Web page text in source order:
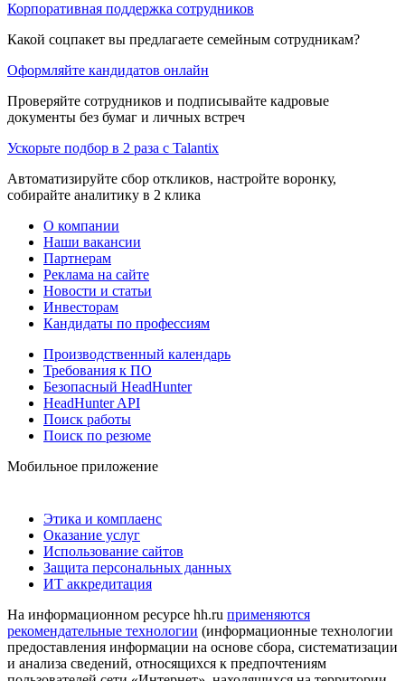
Корпоративная поддержка сотрудников
Какой соцпакет вы предлагаете семейным сотрудникам?
Оформляйте кандидатов онлайн
Проверяйте сотрудников и подписывайте кадровые
документы без бумаг и личных встреч
Ускорьте подбор в 2 раза с Talantix
Автоматизируйте сбор откликов, настройте воронку,
собирайте аналитику в 2 клика
О компании
Наши вакансии
Партнерам
Реклама на сайте
Новости и статьи
Инвесторам
Кандидаты по профессиям
Производственный календарь
Требования к ПО
Безопасный HeadHunter
HeadHunter API
Поиск работы
Поиск по резюме
Мобильное приложение
Этика и комплаенс
Оказание услуг
Использование сайтов
Защита персональных данных
ИТ аккредитация
На информационном ресурсе hh.ru применяются
рекомендательные технологии (информационные технологии
предоставления информации на основе сбора, систематизации
и анализа сведений, относящихся к предпочтениям